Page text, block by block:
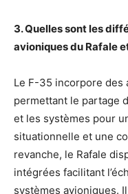
3. Quelles sont les
avioniques du Rafale
Le F-35 incorpore des
permettant le partage
et les systèmes pour
situationnelle et une
revanche, le Rafale
intégrées facilitant
systèmes avioniques.